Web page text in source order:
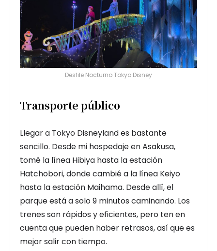
Desfile Nocturno Tokyo Disney
Transporte público
Llegar a Tokyo Disneyland es bastante
sencillo. Desde mi hospedaje en Asakusa,
tomé la línea Hibiya hasta la estación
Hatchobori, donde cambié a la línea Keiyo
hasta la estación Maihama. Desde allí, el
parque está a solo 9 minutos caminando. Los
trenes son rápidos y eficientes, pero ten en
cuenta que pueden haber retrasos, así que es
mejor salir con tiempo.